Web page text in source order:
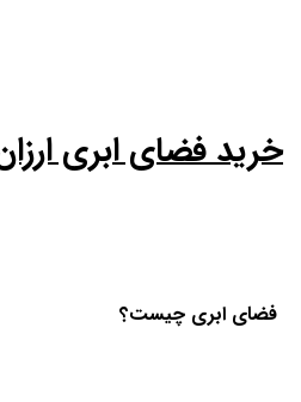
خرید فضای ابری
فضای ابری چیست؟